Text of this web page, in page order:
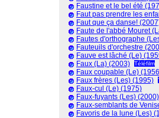
Faustine et le bel été
Faut pas prendre les
Faut que ça danse!
Faute de l'abbé Mouret
Fautes d'orthographe
Fauteuils d'orchestre
Fauve est lâché (Le)
Faux (La) (2003)
Téléfilm
Faux coupable (Le)
Faux frères (Les) (1995)
Faux-cul (Le) (1975)
Faux-fuyants (Les) (2000)
Faux-semblants de
Favoris de la lune (Les)